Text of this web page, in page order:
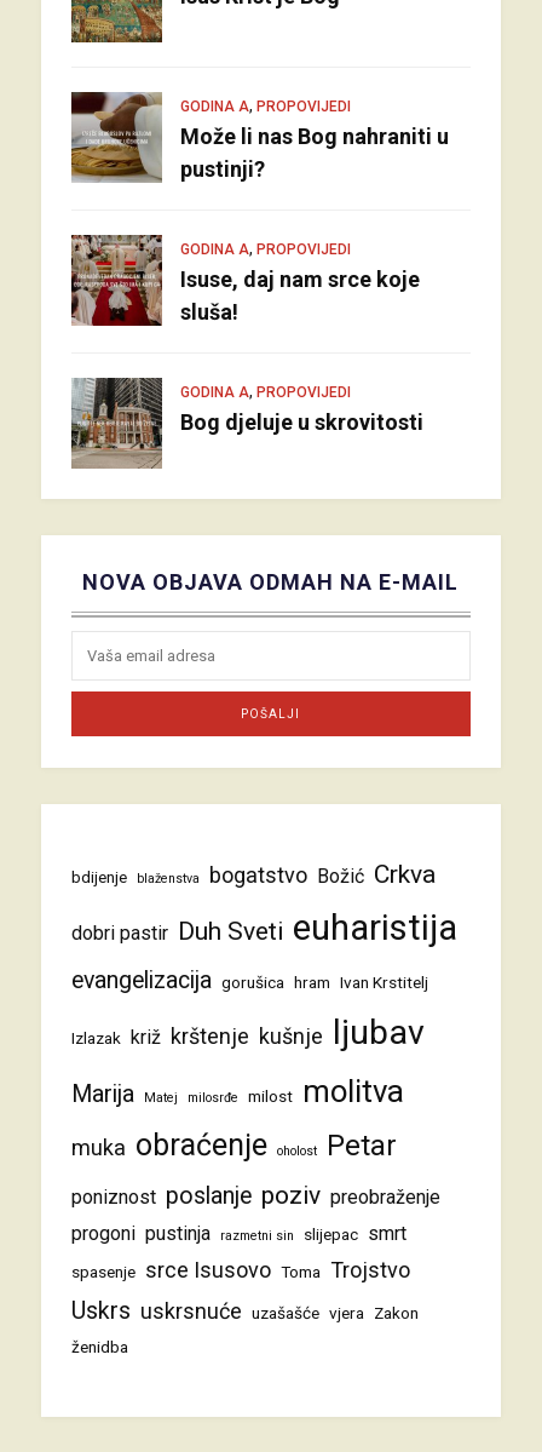
GODINA A, PROPOVIJEDI
Može li nas Bog nahraniti u
pustinji?
GODINA A, PROPOVIJEDI
Isuse, daj nam srce koje
sluša!
GODINA A, PROPOVIJEDI
Bog djeluje u skrovitosti
NOVA OBJAVA ODMAH NA E-MAIL
bdijenje blaženstva bogatstvo Božić Crkva
dobri pastir Duh Sveti euharistija
evangelizacija gorušica hram Ivan Krstitelj
Izlazak križ krštenje kušnje ljubav
Marija Matej milosrđe milost molitva
muka obraćenje oholost Petar
poniznost poslanje poziv preobraženje
progoni pustinja razmetni sin slijepac smrt
spasenje srce Isusovo Toma Trojstvo
Uskrs uskrsnuće uzašašće vjera
Zakon
ženidba